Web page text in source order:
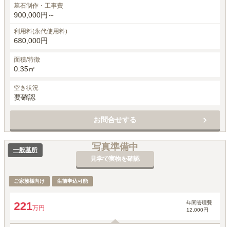
墓石制作・工事費
900,000円～
利用料(永代使用料)
680,000円
面積/特徴
0.35㎡
空き状況
要確認
お問合せする
写真準備中
見学で実物を確認
一般墓所
ご家族様向け 生前申込可能
221万円
年間管理費
12,000円